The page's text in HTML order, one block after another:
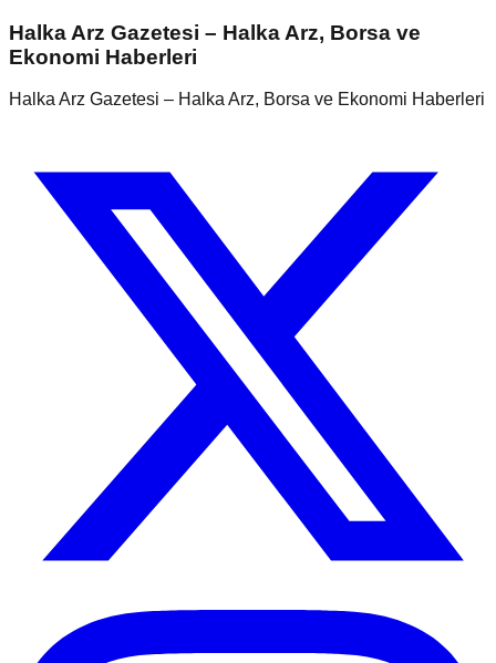
Halka Arz Gazetesi – Halka Arz, Borsa ve
Ekonomi Haberleri
Halka Arz Gazetesi – Halka Arz, Borsa ve Ekonomi Haberleri